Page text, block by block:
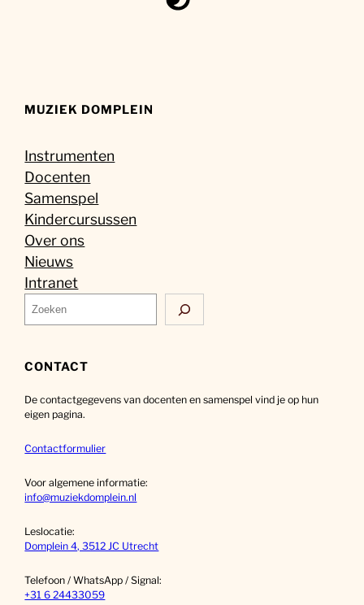
MUZIEK DOMPLEIN
Instrumenten
Docenten
Samenspel
Kindercursussen
Over ons
Nieuws
Intranet
Z
o
k
n
CONTACT
De contactgegevens van docenten en samenspel vind je op hun
eigen pagina.
Contactformulier
Voor algemene informatie:
info@muziekdomplein.nl
Leslocatie:
Domplein 4, 3512 JC Utrecht
Telefoon / WhatsApp / Signal:
+31 6 24433059